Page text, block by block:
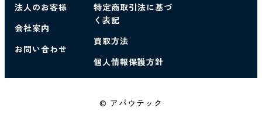
法人のお客様
会社案内
お問い合わせ
特定商取引法に基づ
く表記
買取方法
個人情報保護方針
© アバウテック